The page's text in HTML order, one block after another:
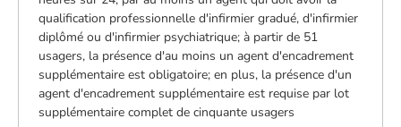
qualification professionnelle d'infirmier gradué, d'infirmier
diplômé ou d'infirmier psychiatrique; à partir de 51
usagers, la présence d'au moins un agent d'encadrement
supplémentaire est obligatoire; en plus, la présence d'un
agent d'encadrement supplémentaire est requise par lot
supplémentaire complet de cinquante usagers